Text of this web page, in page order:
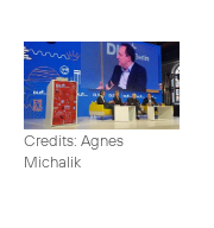
Credits: Agnes
Michalik